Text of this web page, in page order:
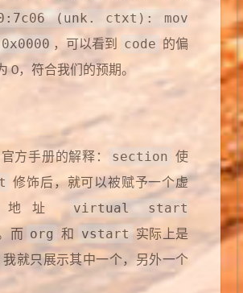
(unk. ctxt): mov
，可以看到 code
的偏
0，符合我们的预期。
方手册的解释： section
使
修饰后，就可以被赋予一个虚
地址
virtual start
而 org 和 vstart 实际上是
我就只展示其中一个，另外一个